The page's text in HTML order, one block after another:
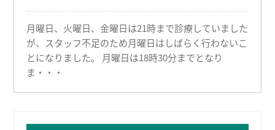
月曜日、火曜日、金曜日は21時まで診療していました
が、スタッフ不足のため月曜日はしばらく行わないこ
とになりました。 月曜日は18時30分までとなり
ま・・・